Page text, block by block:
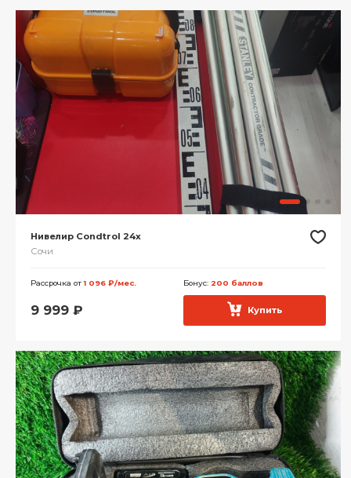
Нивелир Condtrol 24x
Сочи
Рассрочка от1 096 ₽/мес. Бонус: 200 баллов
9 999 ₽ Купить